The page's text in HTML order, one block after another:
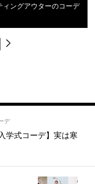
ィングアウターのコーデ
デ
学式コーデ】実は寒